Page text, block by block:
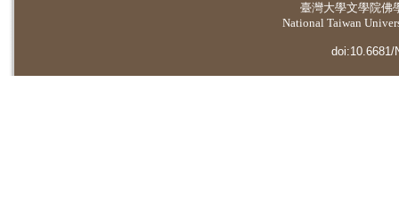
臺灣大學文學院佛
National Taiwan
doi:10.6681/